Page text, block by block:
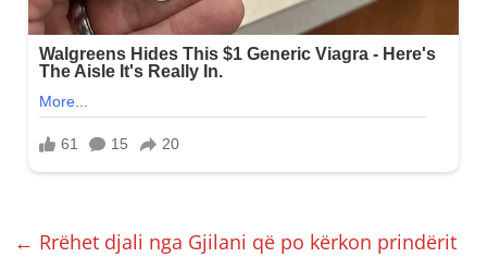
← Rrëhet djali nga Gjilani që po kërkon prindërit